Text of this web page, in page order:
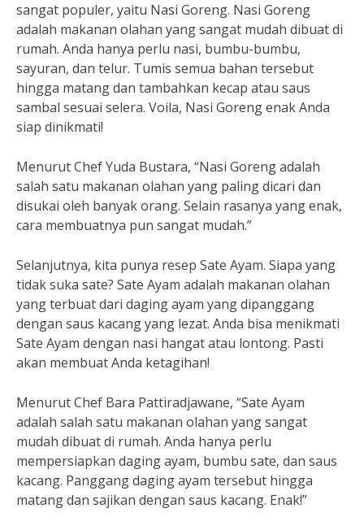
sangat populer, yaitu Nasi Goreng. Nasi Goreng
adalah makanan olahan yang sangat mudah dibuat di
rumah. Anda hanya perlu nasi, bumbu-bumbu,
sayuran, dan telur. Tumis semua bahan tersebut
hingga matang dan tambahkan kecap atau saus
sambal sesuai selera. Voila, Nasi Goreng enak Anda
siap dinikmati!
Menurut Chef Yuda Bustara, “Nasi Goreng adalah
salah satu makanan olahan yang paling dicari dan
disukai oleh banyak orang. Selain rasanya yang enak,
cara membuatnya pun sangat mudah.”
Selanjutnya, kita punya resep Sate Ayam. Siapa yang
tidak suka sate? Sate Ayam adalah makanan olahan
yang terbuat dari daging ayam yang dipanggang
dengan saus kacang yang lezat. Anda bisa menikmati
Sate Ayam dengan nasi hangat atau lontong. Pasti
akan membuat Anda ketagihan!
Menurut Chef Bara Pattiradjawane, “Sate Ayam
adalah salah satu makanan olahan yang sangat
mudah dibuat di rumah. Anda hanya perlu
mempersiapkan daging ayam, bumbu sate, dan saus
kacang. Panggang daging ayam tersebut hingga
matang dan sajikan dengan saus kacang. Enak!”